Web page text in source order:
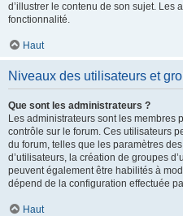
d’illustrer le contenu de son sujet. Les
fonctionnalité.
Haut
Niveaux des utilisateurs et
Que sont les administrateurs ?
Les administrateurs sont les membres
contrôle sur le forum. Ces utilisateurs
du forum, telles que les paramètres
d’utilisateurs, la création de groupes
peuvent également être habilités à
dépend de la configuration effectuée
Haut